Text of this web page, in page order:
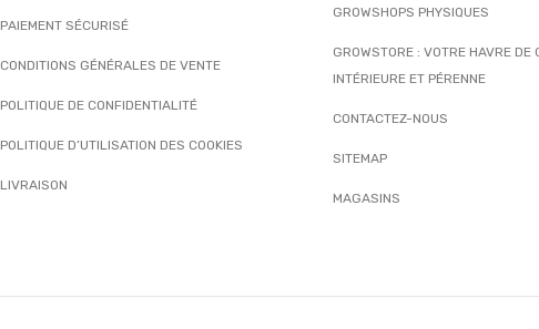
PAIEMENT SÉCURISÉ
CONDITIONS GÉNÉRALES DE VENTE
POLITIQUE DE CONFIDENTIALITÉ
POLITIQUE D’UTILISATION DES COOKIES
LIVRAISON
GROWSHOPS PHYSIQUES
GROWSTORE : VOTRE HAVRE DE
INTÉRIEURE ET PÉRENNE
CONTACTEZ-NOUS
SITEMAP
MAGASINS